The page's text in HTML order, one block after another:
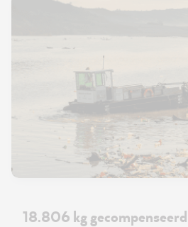
18.806 kg